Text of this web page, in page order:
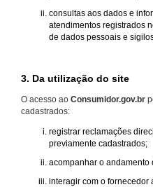
consultas aos dados e
atendimentos registrados
de dados pessoais e
3. Da utilização do site
O acesso ao Consumidor.gov.br
cadastrados:
registrar reclamações
previamente cadastrados;
acompanhar o andamento
interagir com o fornecedor